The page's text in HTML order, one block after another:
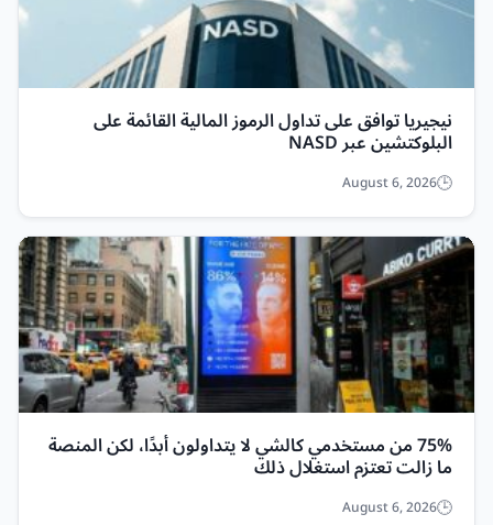
نيجيريا توافق على تداول الرموز المالية القائمة على
البلوكتشين عبر NASD
August 6, 2026
75% من مستخدمي كالشي لا يتداولون أبدًا، لكن المنصة
ما زالت تعتزم استغلال ذلك
August 6, 2026